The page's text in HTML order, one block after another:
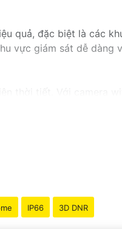
quả, đặc biệt là các
vực giám sát dễ dàng
IP66 3D DNR